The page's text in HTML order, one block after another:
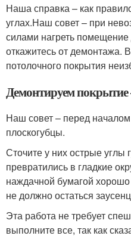
Наша справка – как
углах.Наш совет – при
силами нагреть
откажитесь от демонтажа.
потолочного покрытия
Демонтируем
Наш совет – перед
плоскогубцы.
Сточите у них острые углы
превратились в гладкие
наждачной бумагой
не должно остаться
Эта работа не требует
выполните все, так как